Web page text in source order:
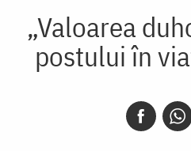
„Valoarea
postului în